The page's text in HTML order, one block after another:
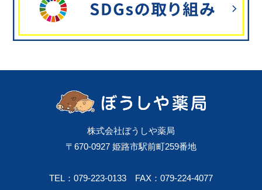
株式会社ぼうしや薬局
〒670-0927 姫路市駅前町259番地
TEL：079-223-0133 FAX：079-224-4077